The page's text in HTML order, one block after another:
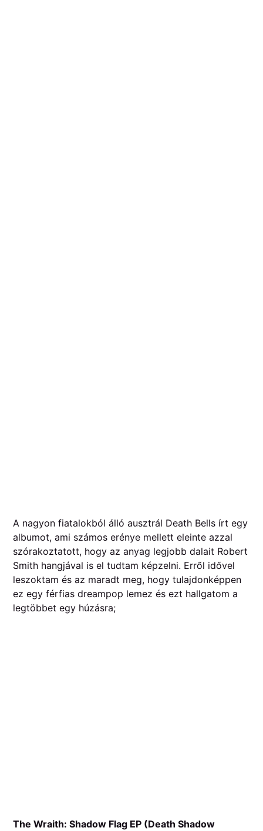
A nagyon fiatalokból álló ausztrál Death Bells írt egy
albumot, ami számos erénye mellett eleinte azzal
szórakoztatott, hogy az anyag legjobb dalait Robert
Smith hangjával is el tudtam képzelni. Erről idővel
leszoktam és az maradt meg, hogy tulajdonképpen
ez egy férfias dreampop lemez és ezt hallgatom a
legtöbbet egy húzásra;
The Wraith: Shadow Flag EP (Death Shadow